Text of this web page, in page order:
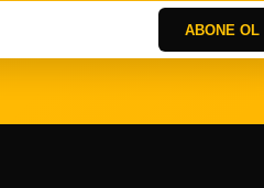
ABONE OL